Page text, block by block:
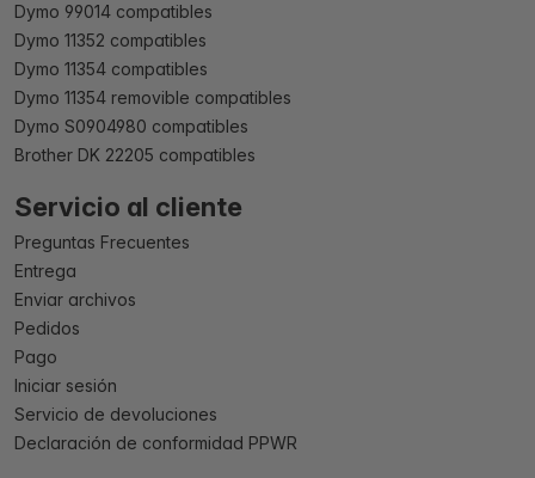
Dymo 99014 compatibles
Dymo 11352 compatibles
Dymo 11354 compatibles
Dymo 11354 removible compatibles
Dymo S0904980 compatibles
Brother DK 22205 compatibles
Servicio al cliente
Preguntas Frecuentes
Entrega
Enviar archivos
Pedidos
Pago
Iniciar sesión
Servicio de devoluciones
Declaración de conformidad PPWR